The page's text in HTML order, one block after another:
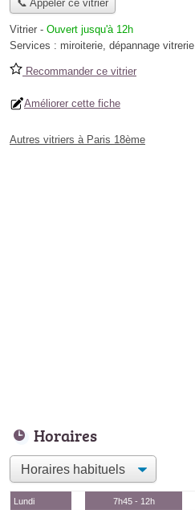
📞 Appeler ce vitrier
Vitrier - Ouvert jusqu'à 12h
Services : miroiterie, dépannage vitrerie
Recommander ce vitrier
Améliorer cette fiche
Autres vitriers à Paris 18ème
Horaires
Lundi 7h45 - 12h